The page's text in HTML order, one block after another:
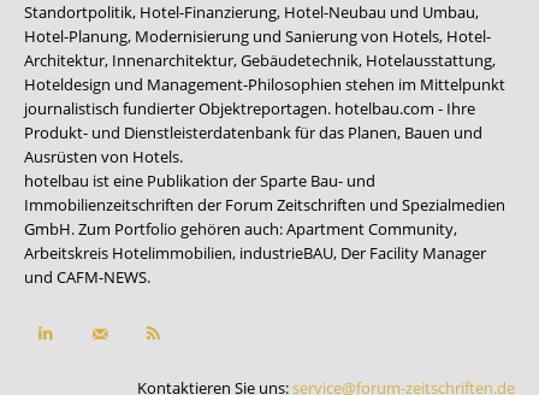
Standortpolitik, Hotel-Finanzierung, Hotel-Neubau und Umbau,
Hotel-Planung, Modernisierung und Sanierung von Hotels, Hotel-
Architektur, Innenarchitektur, Gebäudetechnik, Hotelausstattung,
Hoteldesign und Management-Philosophien stehen im Mittelpunkt
journalistisch fundierter Objektreportagen. hotelbau.com - Ihre
Produkt- und Dienstleisterdatenbank für das Planen, Bauen und
Ausrüsten von Hotels.
hotelbau ist eine Publikation der Sparte Bau- und
Immobilienzeitschriften der Forum Zeitschriften und Spezialmedien
GmbH. Zum Portfolio gehören auch:Apartment Community,
Arbeitskreis Hotelimmobilien, industrieBAU, Der Facility Manager
und CAFM-NEWS.
Kontaktieren Sie uns:service@forum-zeitschriften.de